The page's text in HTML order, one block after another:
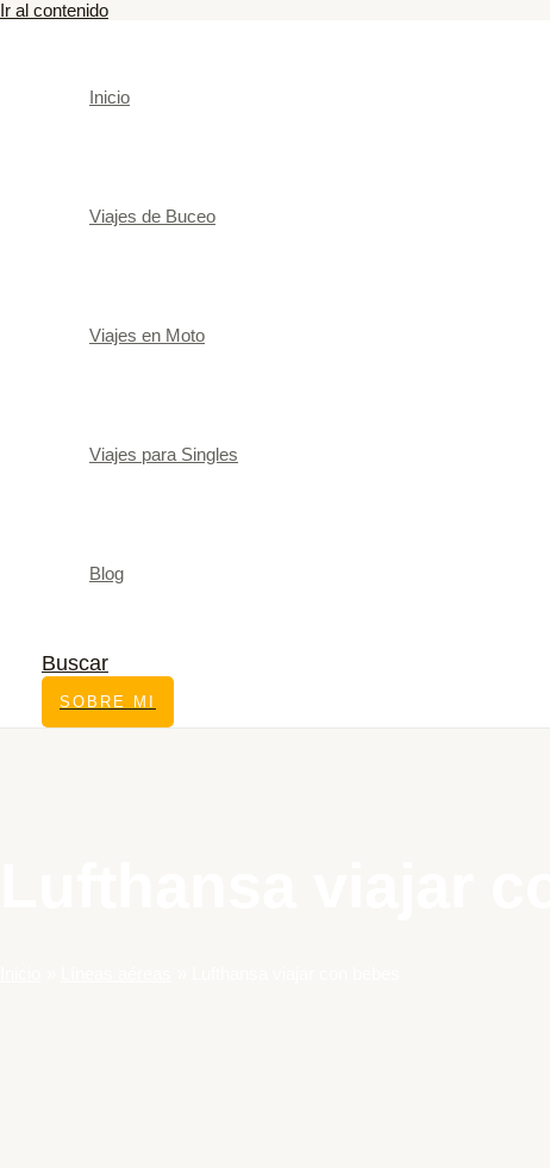
Ir al contenido
Inicio
Viajes de Buceo
Viajes en Moto
Viajes para Singles
Blog
Buscar
SOBRE MI